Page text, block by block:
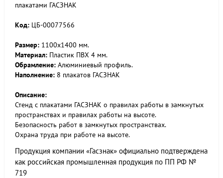
плакатами ГАСЗНАК
Код: ЦБ-00077566
Размер: 1100х1400 мм.
Материал: Пластик ПВХ 4 мм.
Обрамление: Алюминиевый профиль.
Наполнение: 8 плакатов ГАСЗНАК
Описание:
Стенд с плакатами ГАСЗНАК о правилах работы в замкнутых
пространствах и правилах работы на высоте.
Безопасность работ в замкнутых пространствах.
Охрана труда при работе на высоте.
Продукция компании «Гасзнак» официально подтверждена
как российская промышленная продукция по ПП РФ №
719